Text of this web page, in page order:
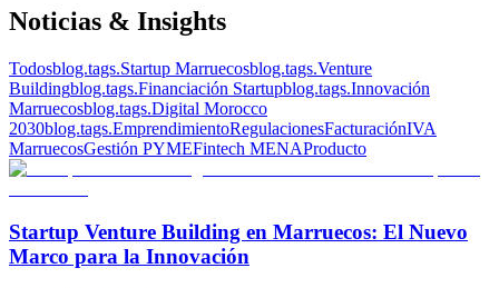
Noticias & Insights
Todosblog.tags.Startup Marruecosblog.tags.Venture
Buildingblog.tags.Financiación Startupblog.tags.Innovación
Marruecosblog.tags.Digital Morocco
2030blog.tags.EmprendimientoRegulacionesFacturaciónIVA
MarruecosGestión PYMEFintech MENAProducto
Startup Venture Building en Marruecos: El Nuevo
Marco para la Innovación